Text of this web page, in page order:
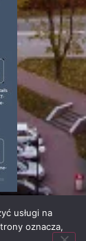
|Polityka
usługi na
oznacza,